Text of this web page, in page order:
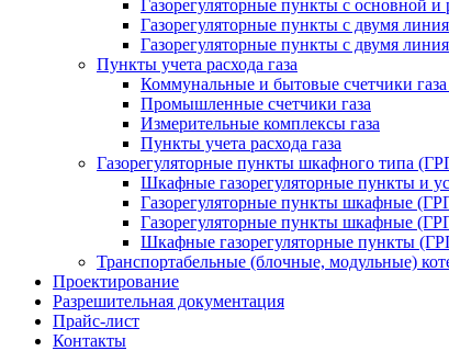
Газорегуляторные пункты с основной
Газорегуляторные пункты с двумя
Газорегуляторные пункты с двумя
Пункты учета расхода газа
Коммунальные и бытовые счетчики
Промышленные счетчики газа
Измерительные комплексы газа
Пункты учета расхода газа
Газорегуляторные пункты шкафного типа
Шкафные газорегуляторные пункты и
Газорегуляторные пункты шкафные
Газорегуляторные пункты шкафные
Шкафные газорегуляторные пункты
Транспортабельные (блочные, модульные)
Проектирование
Разрешительная документация
Прайс-лист
Контакты